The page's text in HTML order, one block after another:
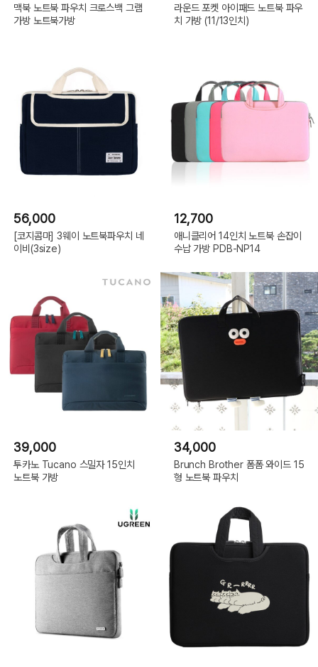
맥북 노트북 파우치 크로스백 그램
가방 노트북가방
라운드 포켓 아이패드 노트북 파우
치 가방 (11/13인치)
56,000
[코지콤마] 3웨이 노트북파우치 네
이비(3size)
12,700
애니클리어 14인치 노트북 손잡이
수납 가방 PDB-NP14
39,000
투카노 Tucano 스밀자 15인치
노트북 가방
34,000
Brunch Brother 폼폼 와이드 15
형 노트북 파우치